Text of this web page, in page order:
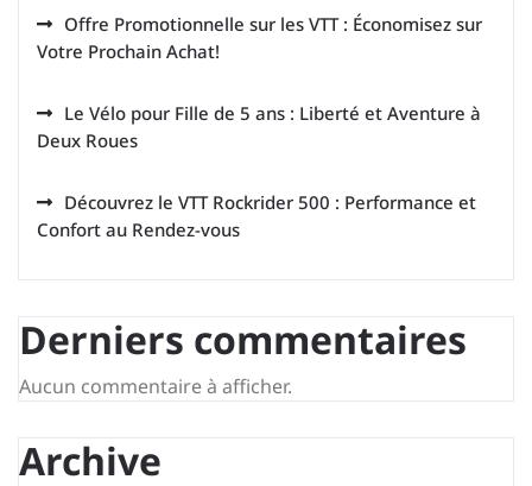
Offre Promotionnelle sur les VTT : Économisez sur
Votre Prochain Achat!
Le Vélo pour Fille de 5 ans : Liberté et Aventure à
Deux Roues
Découvrez le VTT Rockrider 500 : Performance et
Confort au Rendez-vous
Derniers commentaires
Aucun commentaire à afficher.
Archive